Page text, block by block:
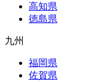
高知県
徳島県
九州
福岡県
佐賀県